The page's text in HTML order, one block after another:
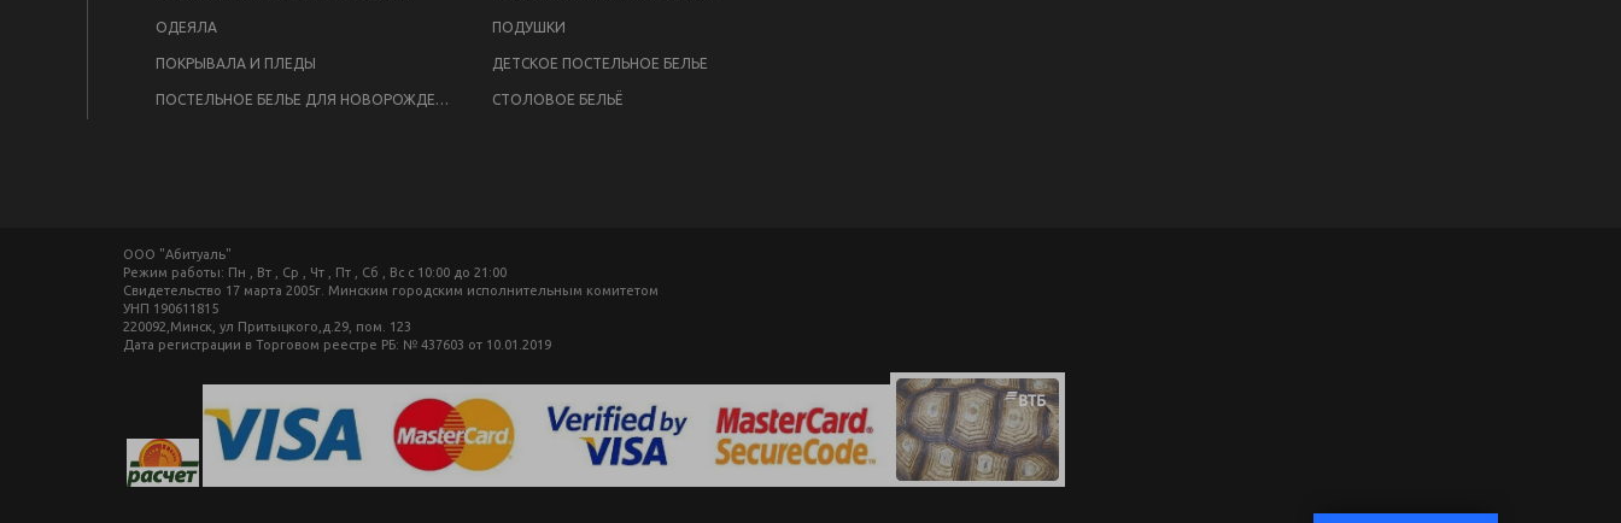
ОДЕЯЛА ПОДУШКИ
ПОКРЫВАЛА И ПЛЕДЫ ДЕТСКОЕ ПОСТЕЛЬНОЕ БЕЛЬЕ
ПОСТЕЛЬНОЕ БЕЛЬЕ ДЛЯ НОВОРОЖДЕННЫХ СТОЛОВОЕ БЕЛЬЁ
ООО "Абитуаль"
Режим работы: Пн , Вт , Ср , Чт , Пт , Сб , Вс c 10:00 до 21:00
Свидетельство 17 марта 2005г. Минским городским исполнительным комитетом
УНП 190611815
220092,Минск, ул Притыцкого,д.29, пом. 123
Дата регистрации в Торговом реестре РБ: № 437603 от 10.01.2019